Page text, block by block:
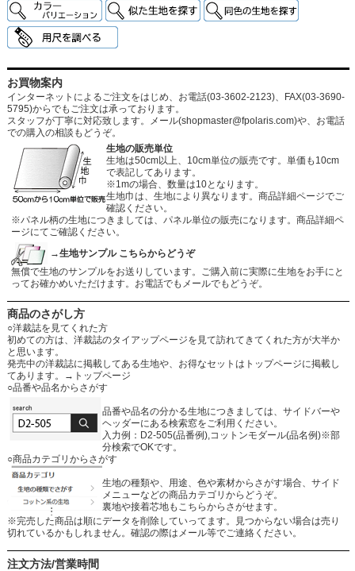
お買物案内
インターネットによるご注文をはじめ、お電話(03-3602-2123)、FAX(03-3690-
5795)からでもご注文は承っております。
スタッフが丁寧に対応致します。メール(shopmaster@fpolaris.com)や、お電話
での購入の相談もどうぞ。
生地の販売単位
生地は50cm以上、10cm単位の販売です。単価も10cm
で表記してあります。
※1mの場合、数量は10となります。
生地巾は、生地により異なります。商品詳細ページでご
確認ください。
※パネル柄の生地につきましては、パネル単位の販売になります。商品詳細ペ
ージにてご確認ください。
→生地サンプル こちらからどうぞ
無償で生地のサンプルをお送りしています。ご購入前に実際に生地をお手にと
ってお確かめいただけます。お電話でもメールでもどうぞ。
商品のさがし方
○洋裁誌を見てくれた方
初めての方は、洋裁誌のタイアップページを見て訪れてきてくれた方が大半か
と思います。
発売中の洋裁誌に掲載してある生地や、お得なセットはトップページに掲載し
てあります。
→トップページ
○品番や品名からさがす
品番や品名の分かる生地につきましては、サイドバーや
ヘッダーにある検索窓をご利用ください。
入力例：D2-505(品番例),コットンモダール(品名例)※部
分検索でOKです。
○商品カテゴリからさがす
生地の種類や、用途、色や素材からさがす場合、サイド
メニューなどの商品カテゴリからどうぞ。
裏地や接着芯地もこちらからさがせます。
※完売した商品は順にデータを削除していってます。見つからない場合は売り
切れているかもしれません。確認の際はメール等でご連絡ください。
注文方法/営業時間